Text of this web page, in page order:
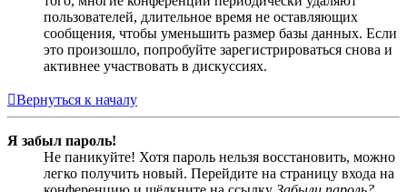
пользователей, длительное время не оставляющих
сообщения, чтобы уменьшить размер базы данных. Если
это произошло, попробуйте зарегистрироваться снова и
активнее участвовать в дискуссиях.
Вернуться к началу
Я забыл пароль!
Не паникуйте! Хотя пароль нельзя восстановить, можно
легко получить новый. Перейдите на страницу входа на